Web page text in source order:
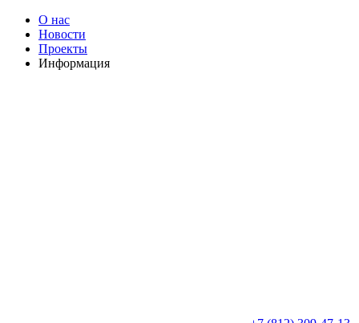
О нас
Новости
Проекты
Информация